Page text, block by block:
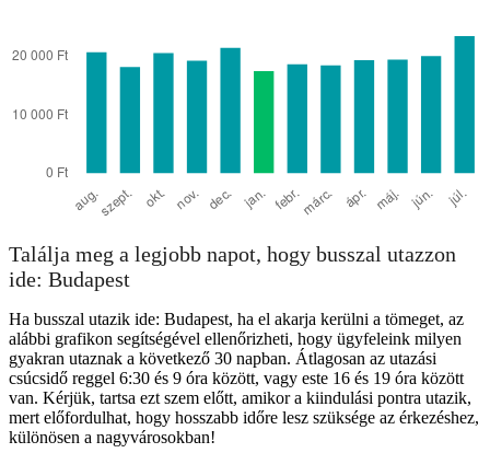
Találja meg a legjobb napot, hogy busszal utazzon
ide: Budapest
Ha busszal utazik ide: Budapest, ha el akarja kerülni a tömeget, az
alábbi grafikon segítségével ellenőrizheti, hogy ügyfeleink milyen
gyakran utaznak a következő 30 napban. Átlagosan az utazási
csúcsidő reggel 6:30 és 9 óra között, vagy este 16 és 19 óra között
van. Kérjük, tartsa ezt szem előtt, amikor a kiindulási pontra utazik,
mert előfordulhat, hogy hosszabb időre lesz szüksége az érkezéshez,
különösen a nagyvárosokban!